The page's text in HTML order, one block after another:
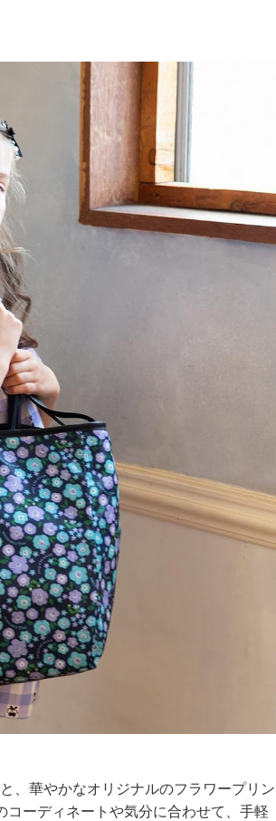
、華やかなオリジナルのフラワープリン
コーディネートや気分に合わせて、手軽